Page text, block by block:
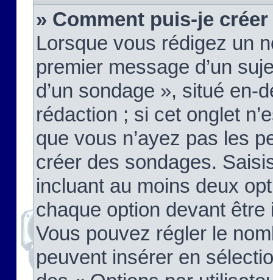
» Comment puis-je
Lorsque vous rédigez un
premier message d’un
d’un sondage », situé en-
rédaction ; si cet onglet
que vous n’ayez pas les
créer des sondages.
incluant au moins deux
chaque option devant
Vous pouvez régler le
peuvent insérer en